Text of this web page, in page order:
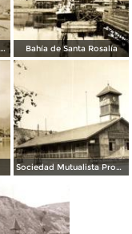
Vista general de las antiguas minas de El Purgatorio Bahía de Santa Rosalía
Sociedad Mutualista Progreso. Fundada en 1916